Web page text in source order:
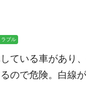
ブル
ている車があり
ので危険。白線